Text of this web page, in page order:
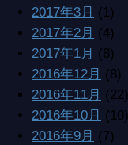
2017年3月 (1)
2017年2月 (4)
2017年1月 (8)
2016年12月 (8)
2016年11月 (22)
2016年10月 (10)
2016年9月 (7)